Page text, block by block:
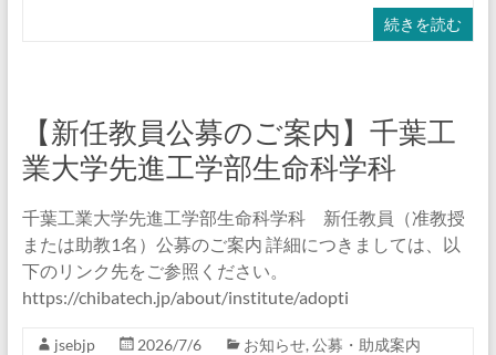
テ
ノ
ロ
ジ
ー
続きを読む
【新任教員公募のご案内】千葉工
業大学先進工学部生命科学科
千葉工業大学先進工学部生命科学科 新任教員（准教授
または助教1名）公募のご案内 詳細につきましては、以
下のリンク先をご参照ください。
https://chibatech.jp/about/institute/adopti
jsebjp 2026/7/6 お知らせ, 公募・助成案内